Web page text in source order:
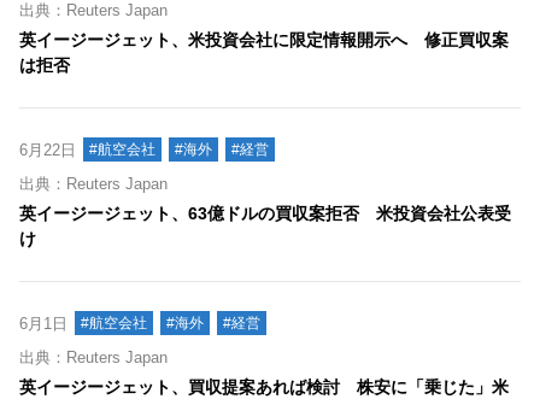
出典：Reuters Japan
英イージージェット、米投資会社に限定情報開示へ 修正買収案
は拒否
6月22日 #航空会社 #海外 #経営
出典：Reuters Japan
英イージージェット、63億ドルの買収案拒否 米投資会社公表受
け
6月1日 #航空会社 #海外 #経営
出典：Reuters Japan
英イージージェット、買収提案あれば検討 株安に「乗じた」米